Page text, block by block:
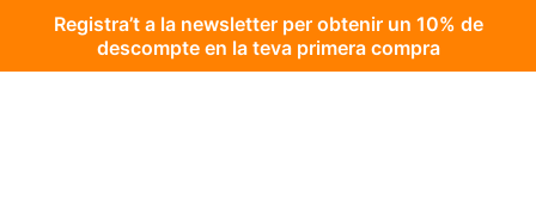
Registra’t a la newsletter per obtenir un 10% de
descompte en la teva primera compra